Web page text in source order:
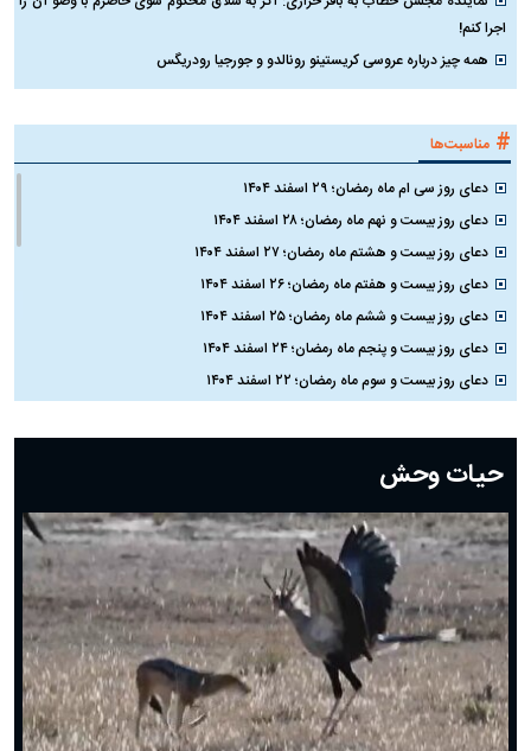
اجرا کنم!
همه چیز درباره عروسی کریستینو رونالدو و جورجیا رودریگس
# مناسبت‌ها
دعای روز سی ام ماه رمضان؛ ۲۹ اسفند ۱۴۰۴
دعای روز بیست و نهم ماه رمضان؛ ۲۸ اسفند ۱۴۰۴
دعای روز بیست و هشتم ماه رمضان؛ ۲۷ اسفند ۱۴۰۴
دعای روز بیست و هفتم ماه رمضان؛ ۲۶ اسفند ۱۴۰۴
دعای روز بیست و ششم ماه رمضان؛ ۲۵ اسفند ۱۴۰۴
دعای روز بیست و پنجم ماه رمضان؛ ۲۴ اسفند ۱۴۰۴
دعای روز بیست و سوم ماه رمضان؛ ۲۲ اسفند ۱۴۰۴
دعای روز بیستم ماه رمضان؛ ۱۹ اسفند ۱۴۰۴
دعای روز هشتم ماه مبارک رمضان؛ ۷ اسفند ماه ۱۴۰۴
دعای روز هفتم ماه رمضان؛ ۶ اسفند ۱۴۰۴
دعای روز ششم ماه رمضان؛ ۵ اسفند ۱۴۰۴
دعای روز پنجم ماه رمضان؛ ۴ اسفند ۱۴۰۴
دعای روز چهارم ماه مبارک رمضان؛ ۳ اسفند ۱۴۰۴
دعای روز سوم ماه مبارک رمضان؛ ۱۴ اسفند ۱۴۰۴
دعای روز دوم ماه مبارک رمضان ۱ اسفند ماه ۱۴۰۴
دعای روز اول ماه مبارک رمضان، ۳۰ بهمن ۱۴۰۴
حضرت زینب(س) چگونه از دنیا رفت؟
حیات وحش